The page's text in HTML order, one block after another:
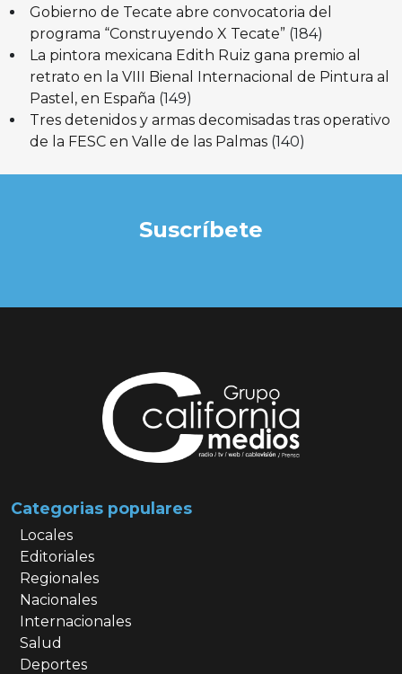
Gobierno de Tecate abre convocatoria del
programa “Construyendo X Tecate” (184)
La pintora mexicana Edith Ruiz gana premio al
retrato en la VIII Bienal Internacional de Pintura al
Pastel, en España (149)
Tres detenidos y armas decomisadas tras operativo
de la FESC en Valle de las Palmas (140)
Suscríbete
Categorias populares
Locales
Editoriales
Regionales
Nacionales
Internacionales
Salud
Deportes